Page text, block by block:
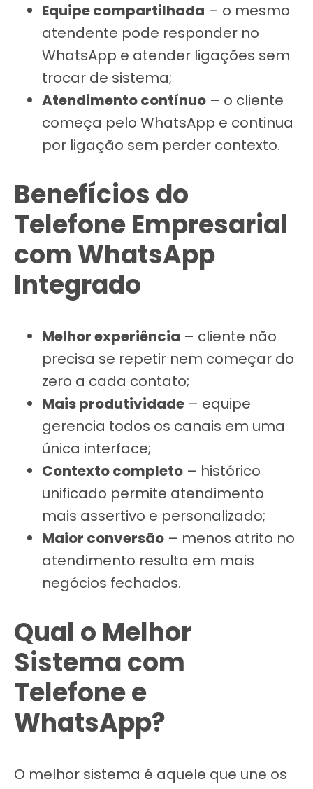
Equipe compartilhada – o mesmo
atendente pode responder no
WhatsApp e atender ligações sem
trocar de sistema;
Atendimento contínuo – o cliente
começa pelo WhatsApp e continua
por ligação sem perder contexto.
Benefícios do
Telefone Empresarial
com WhatsApp
Integrado
Melhor experiência – cliente não
precisa se repetir nem começar do
zero a cada contato;
Mais produtividade – equipe
gerencia todos os canais em uma
única interface;
Contexto completo – histórico
unificado permite atendimento
mais assertivo e personalizado;
Maior conversão – menos atrito no
atendimento resulta em mais
negócios fechados.
Qual o Melhor
Sistema com
Telefone e
WhatsApp?
O melhor sistema é aquele que une os